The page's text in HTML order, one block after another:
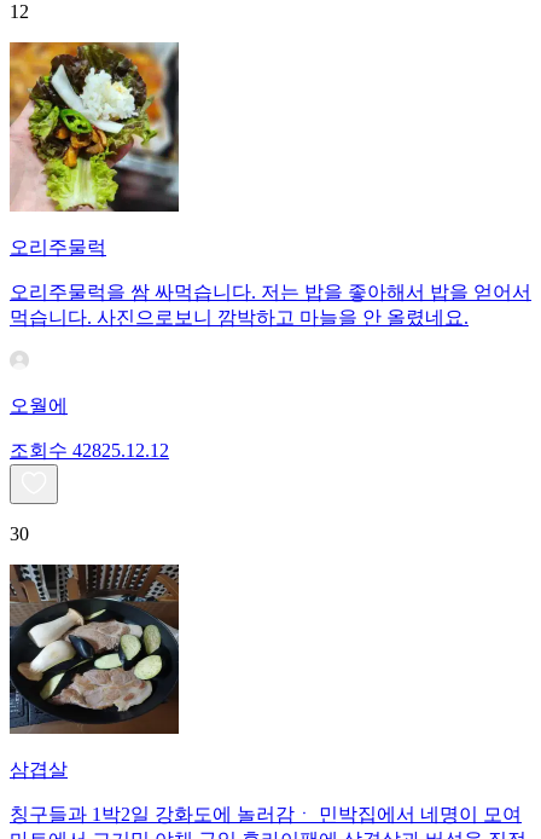
12
오리주물럭
오리주물럭을 쌈 싸먹습니다. 저는 밥을 좋아해서 밥을 얻어서
먹습니다. 사진으로보니 깜박하고 마늘을 안 올렸네요.
오월에
조회수 42825.12.12
30
삼겹살
칭구들과 1박2일 강화도에 놀러감ㆍ 민박집에서 네명이 모여